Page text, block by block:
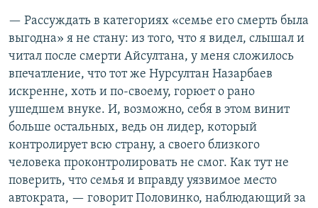
— Рассуждать в категориях «семье его смерть была
выгодна» я не стану: из того, что я видел, слышал и
читал после смерти Айсултана, у меня сложилось
впечатление, что тот же Нурсултан Назарбаев
искренне, хоть и по-своему, горюет о рано
ушедшем внуке. И, возможно, себя в этом винит
больше остальных, ведь он лидер, который
контролирует всю страну, а своего близкого
человека проконтролировать не смог. Как тут не
поверить, что семья и вправду уязвимое место
автократа, — говорит Половинко, наблюдающий за